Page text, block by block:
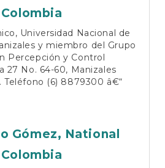
Universidad Nacional de
y miembro del Grupo
Percepción y Control
27 No. 64-60, Manizales
Teléfono (6) 8879300 â€“
Gómez, National